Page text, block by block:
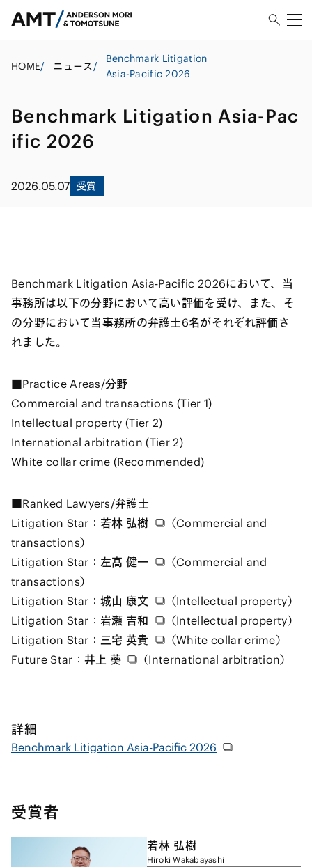
HOME/ ニュース/
Benchmark Litigation
Asia-Pacific 2026
Benchmark Litigation Asia-Pac
ific 2026
2026.05.07 受賞
Benchmark Litigation Asia-Pacific 2026において、当
事務所は以下の分野において高い評価を受け、また、そ
の分野において当事務所の弁護士6名がそれぞれ評価さ
れました。
■Practice Areas/分野
Commercial and transactions (Tier 1)
Intellectual property (Tier 2)
International arbitration (Tier 2)
White collar crime (Recommended)
■Ranked Lawyers/弁護士
Litigation Star： 若林 弘樹
（Commercial and
transactions）
Litigation Star：左髙 健一
（Commercial and
transactions）
Litigation Star：城山 康文
（Intellectual property）
Litigation Star：岩瀬 吉和
（Intellectual property）
Litigation Star：三宅 英貴
（White collar crime）
Future Star： 井上 葵 （International arbitration）
詳細
Benchmark Litigation Asia-Pacific 2026
受賞者
若林 弘樹
Hiroki Wakabayashi